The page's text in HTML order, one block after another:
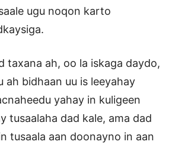
ugu noqon karto
taxana ah, oo la iskaga daydo,
ah bidhaan uu is leeyahay
yahay in kuligeen
tusaalaha dad kale, ama dad
tusaala aan doonayno in aan